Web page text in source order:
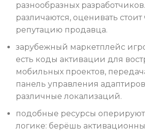
разнообразных
различаются, оценивать
репутацию продавца.
зарубежный маркетплейс
есть коды активации для
мобильных проектов,
панель управления
различные локализаций.
подобные ресурсы
логике: берёшь